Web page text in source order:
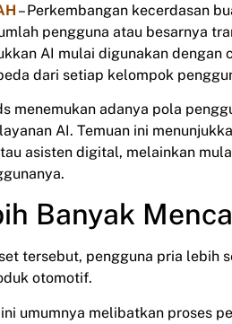
– Perkembangan kecerdasan
pengguna atau besarnya
AI mulai digunakan
dari setiap kelompok
menemukan adanya pola
AI. Temuan ini
asisten digital, melainkan
Banyak
tersebut, pengguna pria lebih
otomotif.
umumnya melibatkan proses